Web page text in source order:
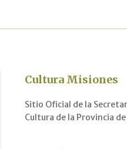
Cultura Misiones
Sitio Oficial de la
Cultura de la Provincia